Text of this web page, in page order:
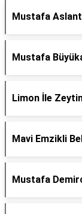
Mustafa
Mustafa
Limon İle
Mavi Emzikli
Mustafa